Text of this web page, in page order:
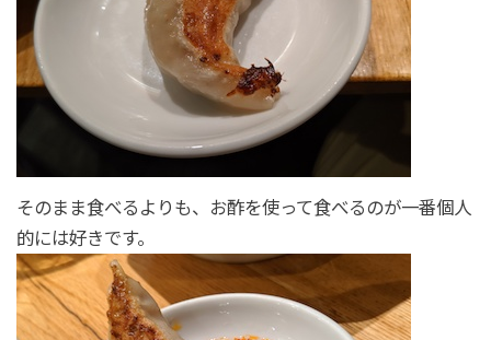
そのまま食べるよりも、お酢を使って食べるのが一番個人
的には好きです。